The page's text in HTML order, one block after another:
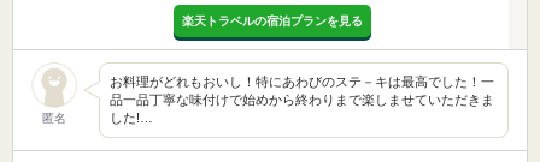
楽天トラベルの宿泊プランを見る
匿名
お料理がどれもおいし！特にあわびのステ－キは最高でした！一
品一品丁寧な味付けで始めから終わりまで楽しませていただきま
した!…